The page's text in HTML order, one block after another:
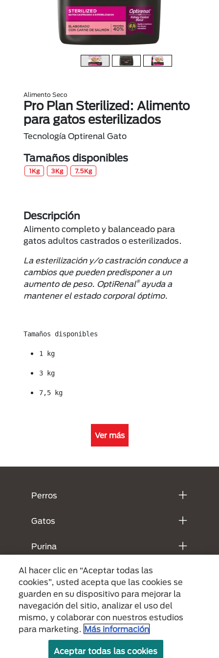
Alimento Seco
Pro Plan Sterilized: Alimento
para gatos esterilizados
Tecnología Optirenal Gato
Tamaños disponibles
1Kg 3Kg 7.5Kg
Descripción
Alimento completo y balanceado para
gatos adultos castrados o esterilizados.
La esterilización y/o castración conduce a
cambios que pueden predisponer a un
aumento de peso. OptiRenal® ayuda a
mantener el estado corporal óptimo.
Tamaños disponibles
1 kg
3 kg
7,5 kg
Ver más
Perros
Gatos
Purina
Legales
Al hacer clic en “Aceptar todas las
cookies”, usted acepta que las cookies se
guarden en su dispositivo para mejorar la
navegación del sitio, analizar el uso del
mismo, y colaborar con nuestros estudios
para marketing. Más información
Aceptar todas las cookies